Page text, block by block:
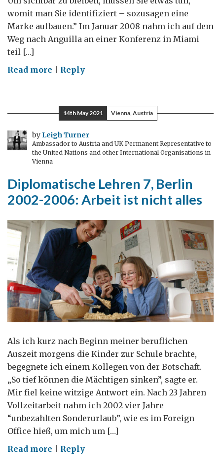
womit man Sie identifiziert – sozusagen eine
Marke aufbauen.” Im Januar 2008 nahm ich auf dem
Weg nach Anguilla an einer Konferenz in Miami
teil […]
Read more on
Bau
dir
eine
auf
Reply
14th May 2021 Vienna, Austria
by Leigh Turner
Ambassador to Austria and UK Permanent Representative to
the United Nations and other International Organisations in
Vienna
Diplomatische Lehren 7, Berlin
2002-2006: Arbeit ist nicht alles
Als ich kurz nach Beginn meiner beruflichen
Auszeit morgens die Kinder zur Schule brachte,
begegnete ich einem Kollegen von der Botschaft.
„So tief können die Mächtigen sinken”, sagte er.
Mir fiel keine witzige Antwort ein. Nach 23 Jahren
Vollzeitarbeit nahm ich 2002 vier Jahre
“unbezahlten Sonderurlaub”, wie es im Foreign
Office hieß, um mich um […]
Read more onReply